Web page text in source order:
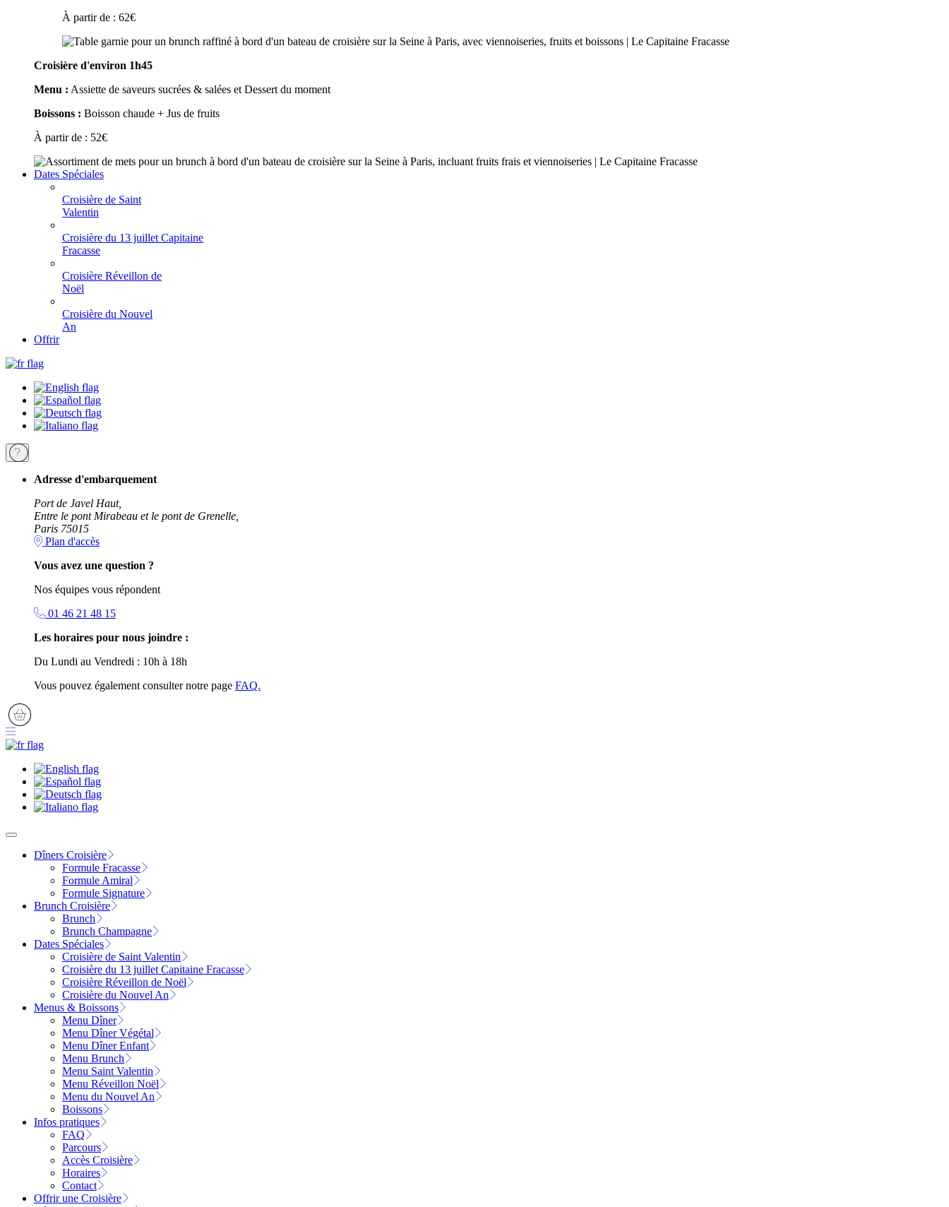
À partir de : 62€
Croisière d'environ 1h45
Menu : Assiette de saveurs sucrées & salées et Dessert du moment
Boissons : Boisson chaude + Jus de fruits
À partir de : 52€
Dates Spéciales
Croisière de Saint
Valentin
Croisière du 13 juillet Capitaine
Fracasse
Croisière Réveillon de
Noël
Croisière du Nouvel
An
Offrir
Adresse d'embarquement
Port de Javel Haut,
Entre le pont Mirabeau et le pont de Grenelle,
Paris 75015
Plan d'accès
Vous avez une question ?
Nos équipes vous répondent
01 46 21 48 15
Les horaires pour nous joindre :
Du Lundi au Vendredi : 10h à 18h
Vous pouvez également consulter notre page FAQ.
Dîners Croisière
Formule Fracasse
Formule Amiral
Formule Signature
Brunch Croisière
Brunch
Brunch Champagne
Dates Spéciales
Croisière de Saint Valentin
Croisière du 13 juillet Capitaine Fracasse
Croisière Réveillon de Noël
Croisière du Nouvel An
Menus & Boissons
Menu Dîner
Menu Dîner Végétal
Menu Dîner Enfant
Menu Brunch
Menu Saint Valentin
Menu Réveillon Noël
Menu du Nouvel An
Boissons
Infos pratiques
FAQ
Parcours
Accès Croisière
Horaires
Contact
Offrir une Croisière